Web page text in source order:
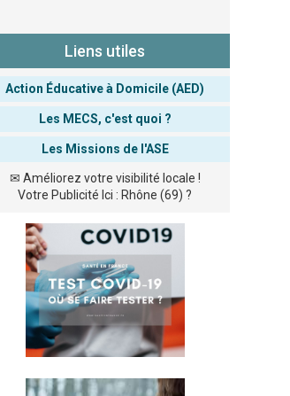
Liens utiles
Action Éducative à Domicile (AED)
Les MECS, c'est quoi ?
Les Missions de l'ASE
✉ Améliorez votre visibilité locale !
Votre Publicité Ici : Rhône (69) ?